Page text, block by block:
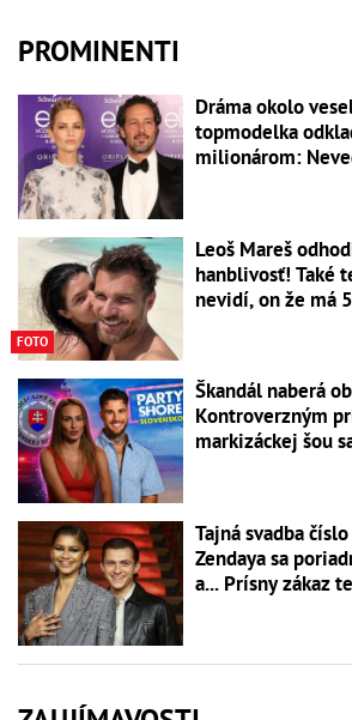
PROMINENTI
Dráma okolo
topmodelka
milionárom:
FOTO
Leoš Mareš
hanblivosť! Také
nevidí, on že má
Škandál naberá
Kontroverzným
markizáckej šou
Tajná svadba
Zendaya sa
a... Prísny zákaz